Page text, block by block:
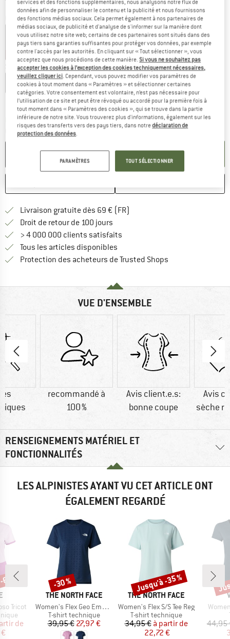
Couleur:Galactic Blue
-12 % -40 % -45 %
Sélectionner taille:
XS S M L XL
Guide des tailles
Délai de livraison: 3-5 jours ouvrablesLe lien s'ouvre dans une boîte
Quantité:
AJOUTER AU PANIER
Livraison gratuite dès 69 € (FR)
Droit de retour de 100 jours
> 4 000 000 clients satisfaits
Tous les articles disponibles
Protection des acheteurs de Trusted Shops
VUE D'ENSEMBLE
recommandé à
100 %
Avis client.e.s:
bonne coupe
Avis
sèche
RENSEIGNEMENTS MATÉRIEL ET
FONCTIONNALITÉS
LES ALPINISTES AYANT VU CET ARTICLE ONT
ÉGALEMENT REGARDÉ
Tricot
réduit
de
%
MARQUE
THE NORTH FACE
Article
Women's Flex Geo Embossed Short Sleeve Tee
Product group
T-shirt technique
Prix
39,95 €Prix réduit
27,97 €
Remise
-30 %
MARQUE
THE NORTH FACE
Article
Women's Flex S/S Tee Reg
Product group
T-shirt technique
Prix
34,95 € Prix réduit
à partir de
22,72 €
Remise
Jusqu'à -35 %
Article
44,95
services et des fonctions supplémentaires, nous analysons notre flux de
données afin de personnaliser le contenu et la publicité et nous fournissons
des fonctions médias sociaux. Cela permet également à nos partenaires de
médias sociaux, de publicité et d'analyse de s'informer sur la manière dont
vous utilisez notre site web; certains de ces partenaires sont situés dans des
pays tiers sans garanties suffisantes pour protéger vos données, par exemple
contre l'accès par les autorités. En cliquant sur « Tout sélectionner », vous
acceptez que nous procédions de cette manière.Si vous ne souhaitez pas
accepter les cookies à l’exception des cookies techniquement nécessaires,
veuillez cliquer ici. Cependant, vous pouvez modifier vos paramètres de
cookies à tout moment dans « Paramètres » et sélectionner certaines
catégories. Votre consentement est volontaire, n’est pas nécessaire pour
l’utilisation de ce site et peut être révoqué ou accordé pour la première fois à
tout moment dans « Paramètres des cookies », qui se trouve dans la partie
inférieure de notre site. Vous trouverez plus d'informations, également sur les
risques des transferts vers des pays tiers, dans notredéclaration de
protection des données.
PARAMÈTRES TOUT SÉLECTIONNER